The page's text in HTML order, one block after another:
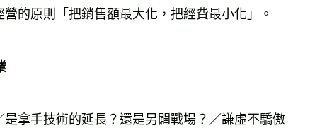
的原則「把銷售額最大化，把經費最小化」。
拿手技術的延長？還是另闢戰場？／謙虛不驕傲